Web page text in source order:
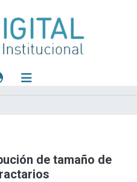
de tamaño de